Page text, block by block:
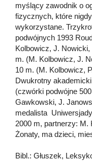
myślący zawodnik o
fizycznych, które
wykorzystane.
podwójnych 1993
Kolbowicz, J.
m. (M. Kolbowicz, J.
10 m. (M. Kolbowicz,
Dwukrotny
(czwórki podwójne
Gawkowski, J.
medalista
2000 m, partnerzy: M.
Żonaty, ma dzieci,
Bibl.: Głuszek,